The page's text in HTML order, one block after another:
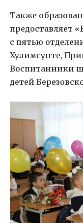
Также
предоставляет
с пятью
Хулимсунте,
Воспитанники
детей